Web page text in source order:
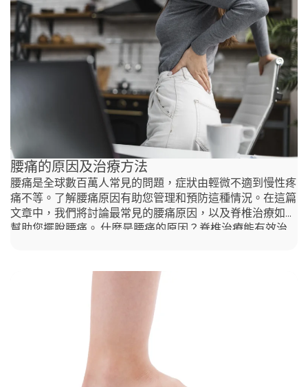
增加脊椎的曲度。盆骨前傾的原因可能包括長時間坐著、核
心肌肉無力、髖屈肌緊繃以及不良的姿勢習慣。 這種情況
可能會引發下背痛、肌肉不平衡、活動範圍受限以及更高的
受傷風險。治療通常包括加強弱肌群的運動、針對緊繃區域
的拉伸，以及提高姿勢意識來改善對齊並緩解症狀。 什麼
原因導致盆骨前傾？ 多種因素可能會促成盆骨前傾，包
括： 盆骨前傾的症狀是什麼？
腰痛的原因及治療方法
腰痛是全球數百萬人常見的問題，症狀由輕微不適到慢性疼
痛不等。了解腰痛原因有助您管理和預防這種情況。在這篇
文章中，我們將討論最常見的腰痛原因，以及脊椎治療如何
幫助您擺脫腰痛。 什麼是腰痛的原因？脊椎治療能有效治
會導致腰部肌肉拉傷。• 坐骨神經痛：當從腰部延伸到腿部
的坐骨神經受到刺激或壓迫時（通常是由於椎間盤突出或脊
椎錯位），會引發坐骨神經痛。• 脊椎錯位（亞脫位）：脊
椎椎骨的錯位會干擾神經系統，導致腰部的疼痛和不適。•
不良姿勢：長時間的不良姿勢會使腰部的肌肉和韌帶承受壓
力，從而引發疼痛。• 椎間盤突出症狀：當脊椎間的椎間盤
突出或破裂時，可能會壓迫附近的神經，導致椎間盤突出症
狀，如腰部的疼痛、麻木或刺痛感。•